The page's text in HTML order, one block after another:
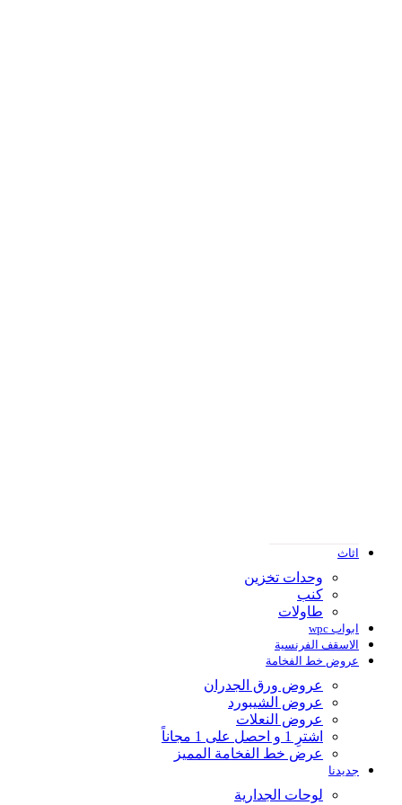
اثاث
وحدات تخزين
كنب
طاولات
ابواب wpc
الاسقف الفرنسية
عروض خط الفخامة
عروض ورق الجدران
عروض الشيبورد
عروض النعلات
اشترِ 1 و احصل على 1 مجاناً
عرض خط الفخامة المميز
جديدنا
لوحات الجدارية